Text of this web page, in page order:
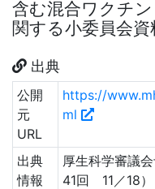
含む混合ワクチ
関する小委員会
出典
公開
元
URL
https://
ml
出典
情報
厚生科学審議
41回 11／18）